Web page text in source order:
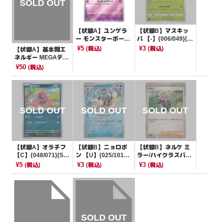
【状態A】基本闘エ
ネルギー MEGAデザ
イン【-】{-}[MA]
¥50 (税込)
【状態A】ユンゲラ
ー モンスターボール
ミラー【U】{064/16
¥5(税込)
【状態B】マスキッ
パ 【-】{006/049}[S
VG]
¥3 (税込)
【状態A】オラチフ
【C】{048/071}[SV
2P]
¥5 (税込)
【状態B】ニョロボ
ン 【U】{025/101}
[SV6]
¥3(税込)
【状態B】ネルケ ミ
ラー/ハイクラスパッ
ク仕様【-】{175/19
¥3 (税込)